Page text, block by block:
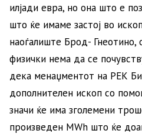
илјади евра, но она што е
што ќе имаме застој во
наоѓалиште Брод- Гнеотино,
физички нема да се
дека менаџментот на РЕК
дополнителен ископ со
значи ќе има зголемени
произведен МWh што ќе